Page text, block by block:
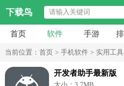
下载鸟
首页 软件 手游
当前位置： 首页 > 手机软件 > 实用工具
开发者助手最新版